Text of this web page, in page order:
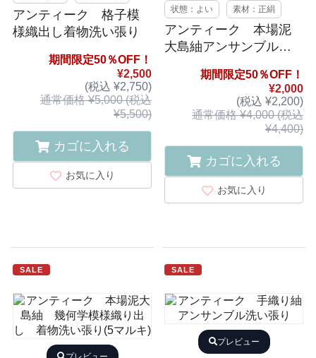
アンティーク 格子模
様織出し着物洗い張り
期間限定50％OFF！
¥2,500
(税込 ¥2,750)
通常価格 ¥5,000 (税込
¥5,500)
カゴに入れる
お気に入り
状態：よい 素材：正絹
アンティーク 本場泥
大島紬アンサンブル着
期間限定50％OFF！
¥2,000
(税込 ¥2,200)
通常価格 ¥4,000 (税込
¥4,400)
カゴに入れる
お気に入り
SALE SALE
プレビュー